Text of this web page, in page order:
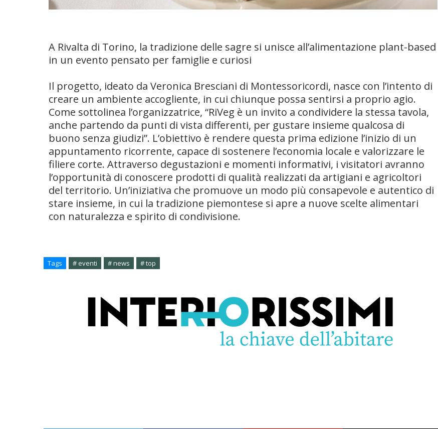
A Rivalta di Torino, la tradizione delle sagre si unisce all’alimentazione plant-based
in un evento pensato per famiglie e curiosi
Il progetto, ideato da Veronica Bresciani di Montessoricordi, nasce con l’intento di
creare un ambiente accogliente, in cui chiunque possa sentirsi a proprio agio.
Come sottolinea l’organizzatrice, “RiVeg è un invito a condividere la stessa tavola,
anche partendo da punti di vista differenti, per gustare insieme qualcosa di
buono senza giudizi”. L’obiettivo è rendere questa prima edizione l’inizio di un
appuntamento ricorrente, capace di sostenere l’economia locale e valorizzare le
filiere corte. Attraverso degustazioni e momenti informativi, i visitatori avranno
l’opportunità di conoscere prodotti di qualità realizzati da artigiani e agricoltori
del territorio. Un’iniziativa che promuove un modo più consapevole e autentico di
stare insieme, in cui la tradizione piemontese si apre a nuove scelte alimentari
con naturalezza e spirito di condivisione.
Tags # eventi # news # top